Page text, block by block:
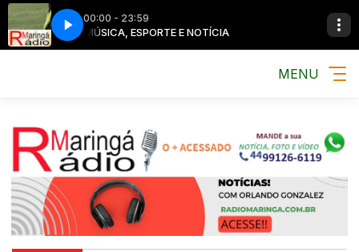
00:00 - 23:59
MÚSICA, ESPORTE E NOTÍCIA
MENU